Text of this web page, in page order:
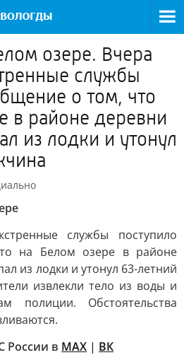
озере. Вчера
службы
о том, что
в районе деревни
из лодки и утонул
службы поступило
на Белом озере в районе
из лодки и утонул 63-летний
извлекли тело из воды и
полиции. Обстоятельства
России в MAX | ВК